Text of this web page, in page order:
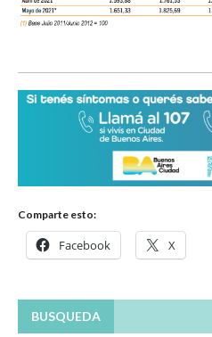
Comparte esto:
Facebook X
BUSQUEDA